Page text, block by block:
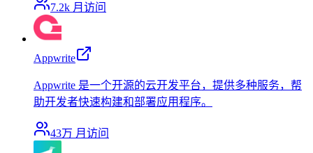
7.2k 月访问
Appwrite
Appwrite 是一个开源的云开发平台，提供多种服务，帮
助开发者快速构建和部署应用程序。
43万 月访问